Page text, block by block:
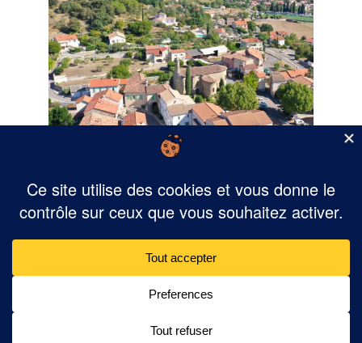
Mairie de Saint-Martin de Valgalgues - 2 Place Robert Guibert 30520 SAINT-
Retour au début